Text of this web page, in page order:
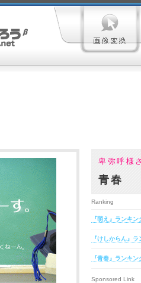
卑弥呼様
青春
Ranking
『萌え』ランキン
『けしからん』ラ
『青春』ランキン
Sponsored Link